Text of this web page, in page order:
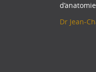
Dr Jean-